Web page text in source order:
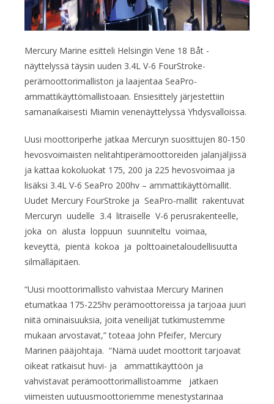
Mercury Marine esitteli Helsingin Vene 18 Båt -
näyttelyssä täysin uuden 3.4L V-6 FourStroke-
perämoottorimalliston ja laajentaa SeaPro-
ammattikäyttömallistoaan. Ensiesittely järjestettiin
samanaikaisesti Miamin venenäyttelyssä Yhdysvalloissa.
Uusi moottoriperhe jatkaa Mercuryn suosittujen 80-150
hevosvoimaisten nelitahtiperämoottoreiden jalanjäljissä
ja kattaa kokoluokat 175, 200 ja 225 hevosvoimaa ja
lisäksi 3.4L V-6 SeaPro 200hv – ammattikäyttömallit.
Uudet Mercury FourStroke ja SeaPro-mallit rakentuvat
Mercuryn uudelle 3.4 litraiselle V-6 perusrakenteelle,
joka on alusta loppuun suunniteltu voimaa,
keveyttä, pientä kokoa ja polttoainetaloudellisuutta
silmälläpitäen.
“Uusi moottorimallisto vahvistaa Mercury Marinen
etumatkaa 175-225hv perämoottoreissa ja tarjoaa juuri
niitä ominaisuuksia, joita veneilijät tutkimustemme
mukaan arvostavat,” toteaa John Pfeifer, Mercury
Marinen pääjohtaja. ”Nämä uudet moottorit tarjoavat
oikeat ratkaisut huvi- ja ammattikäyttöön ja
vahvistavat perämoottorimallistoamme jatkaen
viimeisten uutuusmoottoriemme menestystarinaa